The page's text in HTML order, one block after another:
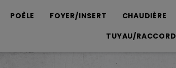
POÊLE FOYER/INSERT CHAUDIÈRE
TUYAU/RACCORD